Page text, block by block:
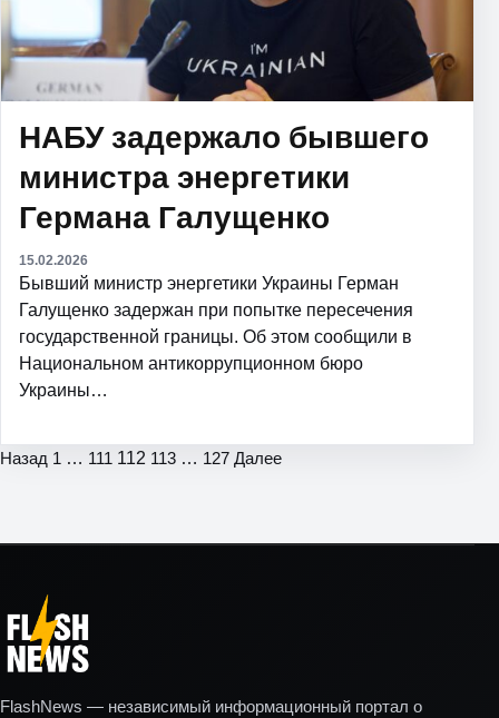
НАБУ задержало бывшего
министра энергетики
Германа Галущенко
15.02.2026
Бывший министр энергетики Украины Герман
Галущенко задержан при попытке пересечения
государственной границы. Об этом сообщили в
Национальном антикоррупционном бюро
Украины…
Пагинация
Назад 1 … 111 112 113 … 127 Далее
FlashNews — независимый информационный портал о